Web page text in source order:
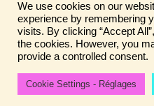
Fais de ta vie un rêve !
commentaire sur tes
Ignorer
© Boutique Atelier Maloet
À propos & CGV
Built with
We use cookies on our
experience by remembering
visits. By clicking “Accept
the cookies. However, you
provide a controlled consent.
Cookie Settings - Réglages